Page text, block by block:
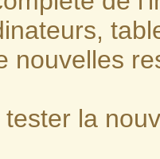
nouvelles
tester la